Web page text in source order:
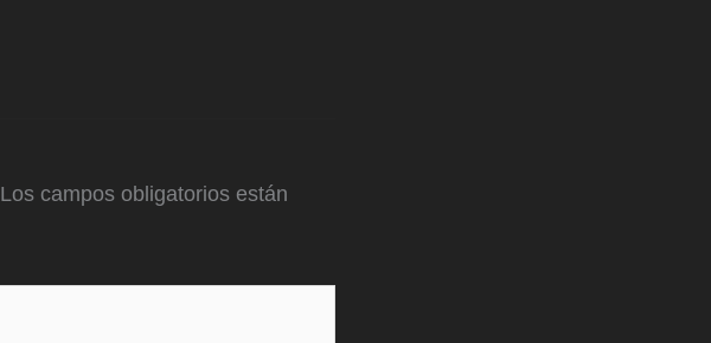
Los campos obligatorios están